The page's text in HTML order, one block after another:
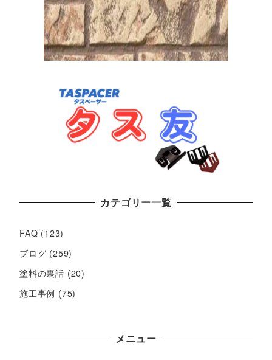
カテゴリー一覧
FAQ (123)
ブログ (259)
塗料の裏話 (20)
施工事例 (75)
メニュー